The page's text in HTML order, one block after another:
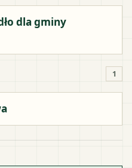
dla gminy
1